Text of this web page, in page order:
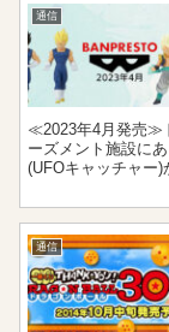
通信
≪2023年4月発売≫
ーズメント施設に
(UFOキャッチャー
通信